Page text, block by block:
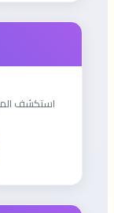
استكشف